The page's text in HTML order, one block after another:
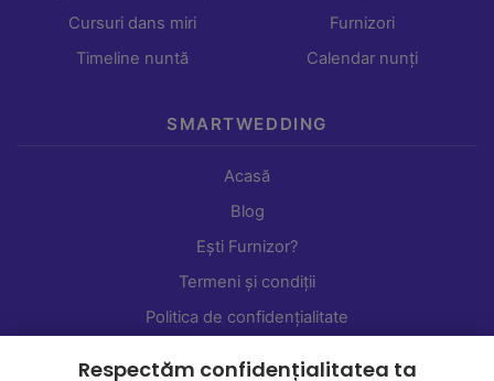
Cursuri dans miri
Timeline nuntă
Furnizori
Calendar nunți
SMARTWEDDING
Acasă
Blog
Ești Furnizor?
Termeni și condiții
Politica de confidențialitate
Respectăm confidențialitatea ta